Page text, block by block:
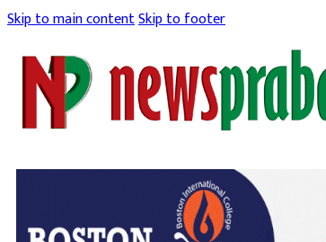
Skip to main contentSkip to footer